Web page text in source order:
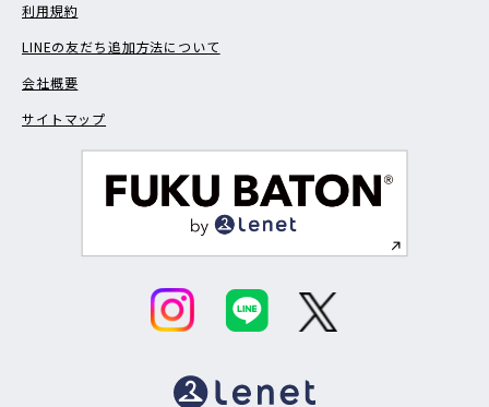
利用規約
LINEの友だち追加方法について
会社概要
サイトマップ